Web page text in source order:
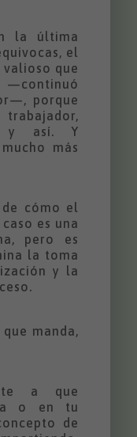
la última
el
valioso que
porque
trabajador,
y así. Y
más
cómo el
es una
pero es
la toma
y la
manda,
a que
o en tu
de